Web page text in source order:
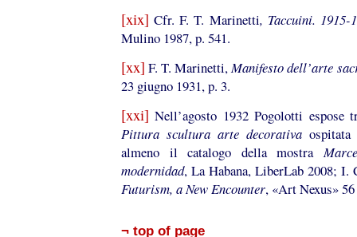
[xix] Cfr. F. T. Marinetti, Taccuini. 1915-
Mulino 1987, p. 541.
[xx] F. T. Marinetti,Manifesto dell’arte
23 giugno 1931, p. 3.
[xxi] Nell’agosto 1932 Pogolotti espose
Pittura scultura arte decorativaospitata
almeno il catalogo della mostra
modernidad, La Habana, LiberLab 2008; I.
Futurism, a New Encounter, «Art Nexus»
¬ top of page